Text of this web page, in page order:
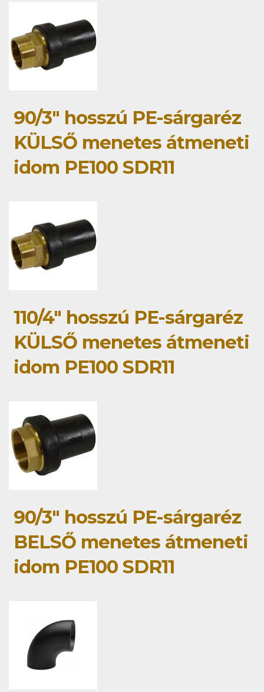
90/3" hosszú PE-sárgaréz
KÜLSŐ menetes átmeneti
idom PE100 SDR11
110/4" hosszú PE-sárgaréz
KÜLSŐ menetes átmeneti
idom PE100 SDR11
90/3" hosszú PE-sárgaréz
BELSŐ menetes átmeneti
idom PE100 SDR11